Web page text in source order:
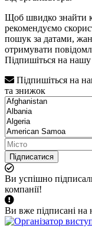
Щоб швидко знайти
рекомендуємо
пошук за датами,
отримувати
Підпишіться на
Підпишіться на
та знижок
Підписатися
Ви успішно
компанії!
Ви вже підписані на